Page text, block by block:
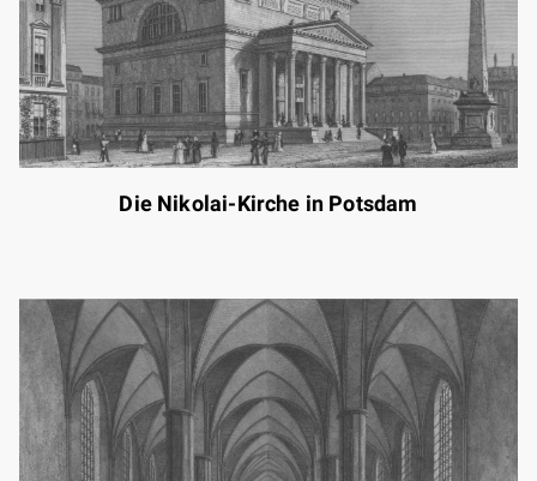
Die Nikolai-Kirche in Potsdam